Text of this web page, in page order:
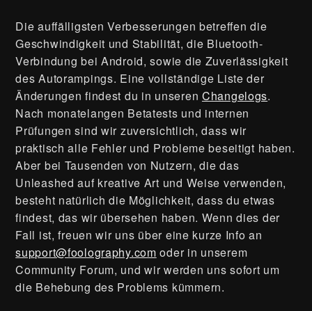
Die auffälligsten Verbesserungen betreffen die
Geschwindigkeit und Stabilität, die Bluetooth-
Verbindung bei Android, sowie die Zuverlässigkeit
des Autorampings. Eine vollständige Liste der
Änderungen findest du in unseren Changelogs.
Nach monatelangen Betatests und internen
Prüfungen sind wir zuversichtlich, dass wir
praktisch alle Fehler und Probleme beseitigt haben.
Aber bei Tausenden von Nutzern, die das
Unleashed auf kreative Art und Weise verwenden,
besteht natürlich die Möglichkeit, dass du etwas
findest, das wir übersehen haben. Wenn dies der
Fall ist, freuen wir uns über eine kurze Info an
support@foolography.com oder in unserem
Community Forum, und wir werden uns sofort um
die Behebung des Problems kümmern.